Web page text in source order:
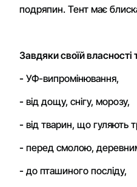
подряпин. Тент має
Завдяки своїй
- УФ-випромінювання,
- від дощу, снігу, морозу,
- від тварин, що гуляють
- перед смолою,
- до пташиного посліду,